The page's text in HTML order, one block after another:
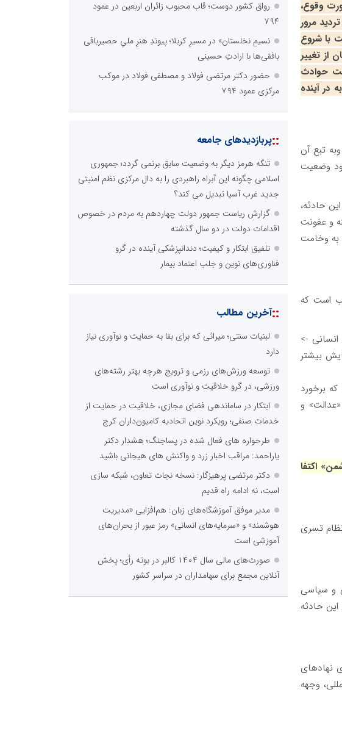
وقوع،
مرور
با شروع
از تغییر
حوادث
در آینده
تبع آن
وضعیت
حادثه،
و عفونت
به وخامت
معیوب است که
->
بیشتر
برخورد
و
اکتفا
تسری
و سیاسی
حادثه
نهادهای
وجهه
رواق کشور دوست؛ قاب محبوب زائران اربعین در عمود
۷۹۴
نسیمِ نخلستان» در مسیرِ کربلا؛ پیوندِ هنرِ ملیِ حصیربافی
بافقی‌ها با ارادتِ حسینی
حضور دکتر مرتضی فولاد و مصطفی فولاد در موکب
مرکزی عمود ۷۹۴
::پربازدیدهای جامعه
تنگه هرمز دیگر به وضعیت سابق برنمی گردد؛ جمهوری
اسلامی چگونه این آبراه راهبردی را به دال مرکزی نظم امنیتی
جدید غرب آسیا تبدیل می کند؟
گزارش ریاست جمهور دولت چهاردهم به مردم در خصوص
اقدامات دولت در دو سال گذشته
تلفیق ابتکار و کیفیت؛ دندانپزشکی آینده در گرو
فناوری‌های نوین و جلب اعتماد بیمار
::آخرین مطالب
لبنیات سنتی؛ میراثی که برای بقا به حمایت و نوآوری نیاز
دارد
توسعه ورزش‌های رزمی و ترویج هرچه بهتر رشته‌های
ورزشی، در گرو خلاقیت و نوآوری است
ابتکار در ساماندهی فضای مجازی، خلاقیت در حمایت از
خدمات صنفی؛ رویکرد نوین اتحادیه کامیون‌داران کرج
طرحواره های فعال شده در پساجنگ؛ هشدار دکتر
یاراحمد: مراقب اخبار زرد و واکنش های هیجانی باشید
دکتر مرتضی پرهیزگار: نسخه نجات تعاون، شبکه سازی
است، نه ادامه راه قدیم
مدیر موفق آموزشگاه‌های زبان: هم‌افزایی «مدیریت
هوشمند» و «سرمایه‌های انسانی» رمز عبور از بحران‌های
آموزشی است
صورت‌های مالی سال ۱۴۰۴ کالبر در بوته رأی؛ پخش
آنلاین مجمع برای سهامداران در سراسر کشور